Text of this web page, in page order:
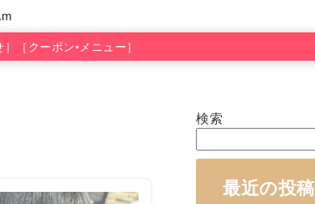
［クーポン•メニュー］
検索
最近の投稿